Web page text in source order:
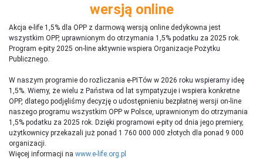
wersją online
Akcja e-life 1,5% dla OPP z darmową wersją online dedykowna jest
wszystkim OPP, uprawnionym do otrzymania 1,5% podatku za 2025 rok.
Program e-pity 2025 on-line aktywnie wspiera Organizacje Pożytku
Publicznego.
W naszym programie do rozliczania e-PITów w 2026 roku wspieramy ideę
1,5%. Wiemy, że wielu z Państwa od lat sympatyzuje i wspiera konkretne
OPP, dlatego podjęliśmy decyzję o udostępnieniu bezpłatnej wersji on-line
naszego programu wszystkim OPP w Polsce, uprawnionym do otrzymania
1,5% podatku za 2025 rok. Dzięki programowi e-pity od dnia jego premiery,
użytkownicy przekazali już ponad 1 760 000 000 złotych dla ponad 9 000
organizacji.
Więcej informacji na www.e-life.org.pl